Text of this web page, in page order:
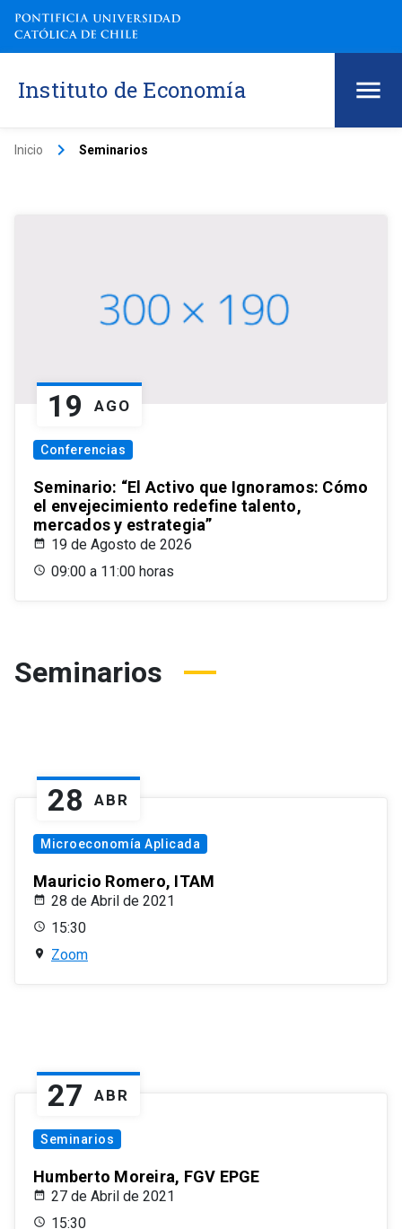
Instituto de Economía
Inicio keyboard_arrow_right Seminarios
19 AGO
Conferencias
Seminario: “El Activo que Ignoramos: Cómo
el envejecimiento redefine talento,
mercados y estrategia”
19 de Agosto de 2026
09:00 a 11:00 horas
Seminarios
28 ABR
Microeconomía Aplicada
Mauricio Romero, ITAM
28 de Abril de 2021
15:30
Zoom
27 ABR
Seminarios
Humberto Moreira, FGV EPGE
27 de Abril de 2021
15:30